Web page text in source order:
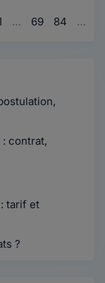
… 69 84 …
: contrat,
tarif et
?